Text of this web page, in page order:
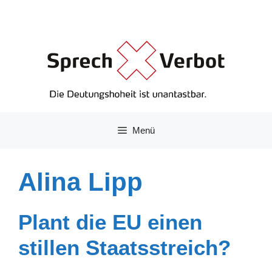
Menü
Alina Lipp
Plant die EU einen
stillen Staatsstreich?